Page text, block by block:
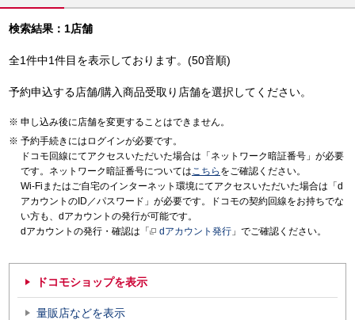
検索結果：1店舗
全1件中1件目を表示しております。(50音順)
予約申込する店舗/購入商品受取り店舗を選択してください。
申し込み後に店舗を変更することはできません。
予約手続きにはログインが必要です。
ドコモ回線にてアクセスいただいた場合は「ネットワーク暗証番号」が必要
です。ネットワーク暗証番号についてはこちら をご確認ください。
Wi-Fiまたはご自宅のインターネット環境にてアクセスいただいた場合は「d
アカウントのID／パスワード」が必要です。ドコモの契約回線をお持ちでな
い方も、dアカウントの発行が可能です。
dアカウントの発行・確認は「
dアカウント発行 」でご確認ください。
ドコモショップを表示
量販店などを表示